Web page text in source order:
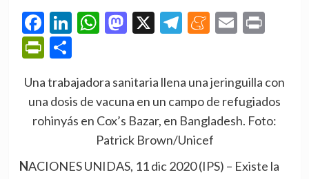
Facebook
LinkedIn
WhatsApp
Mastodon
X Telegram
Meneame
Email
PrintFriendly
Compartir
Una trabajadora sanitaria llena una jeringuilla con
una dosis de vacuna en un campo de refugiados
rohinyás en Cox’s Bazar, en Bangladesh. Foto:
Patrick Brown/Unicef
NACIONES UNIDAS, 11 dic 2020 (IPS) – Existe la